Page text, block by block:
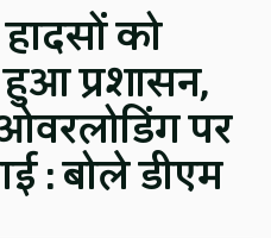
को
प्रशासन,
पर
: बोले डीएम